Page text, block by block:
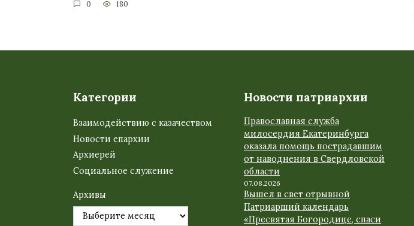
0 180
Категории
Взаимодействию с казачеством
Новости епархии
Архиерей
Социальное служение
Архивы
Новости патриархии
Православная служба
милосердия Екатеринбурга
оказала помощь пострадавшим
от наводнения в Свердловской
области
07.08.2026
Вышел в свет отрывной
Патриарший календарь
«Пресвятая Богородице, спаси